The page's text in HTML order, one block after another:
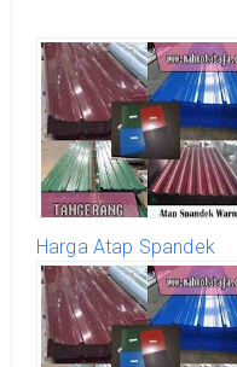
Harga Atap Spandek
Warna Tigaraksa Per
Meter 2026